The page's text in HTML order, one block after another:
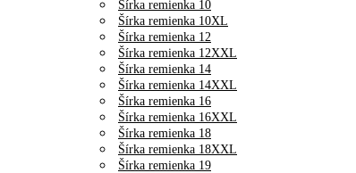
Šírka remienka 10
Šírka remienka 10XL
Šírka remienka 12
Šírka remienka 12XXL
Šírka remienka 14
Šírka remienka 14XXL
Šírka remienka 16
Šírka remienka 16XXL
Šírka remienka 18
Šírka remienka 18XXL
Šírka remienka 19